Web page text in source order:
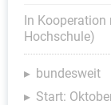
In
Hochschule)
bundesweit
Start: